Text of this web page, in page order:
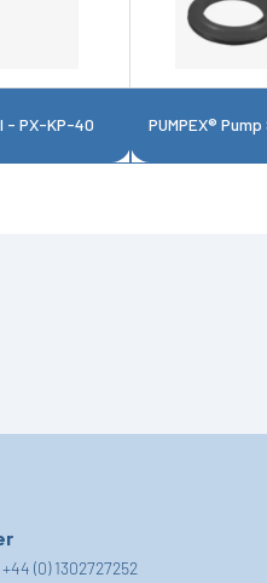
- PX-KP-40 PUMPEX®
+44 (0) 1302727252